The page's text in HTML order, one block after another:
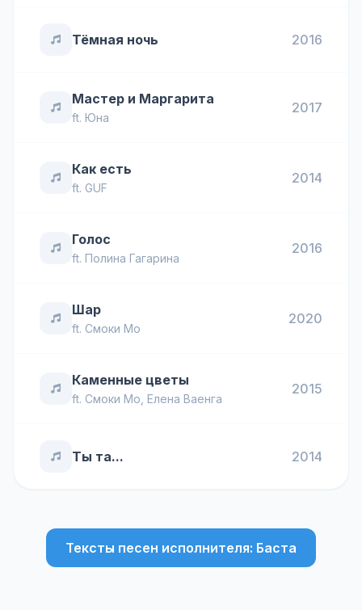
Тёмная ночь 2016
Мастер и Маргарита
ft. Юна
2017
Как есть
ft. GUF
2014
Голос
ft. Полина Гагарина
2016
Шар
ft. Смоки Мо
2020
Каменные цветы
ft. Смоки Мо Елена Ваенга
2015
Ты та... 2014
Тексты песен исполнителя: Баста